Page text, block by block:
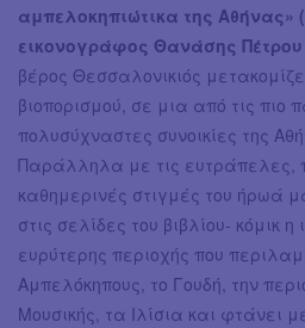
αμπελοκηπιώτικα της Αθήνας»
εικονογράφος Θανάσης Πέτρου
βέρος Θεσσαλονικιός
βιοπορισμού, σε μια από τις πιο
πολυσύχναστες συνοικίες της
Παράλληλα με τις ευτράπελες,
καθημερινές στιγμές του ήρωά
στις σελίδες του βιβλίου- κόμικ
ευρύτερης περιοχής που
Αμπελόκηπους, το Γουδή, την
Μουσικής, τα Ιλίσια και φτάνει